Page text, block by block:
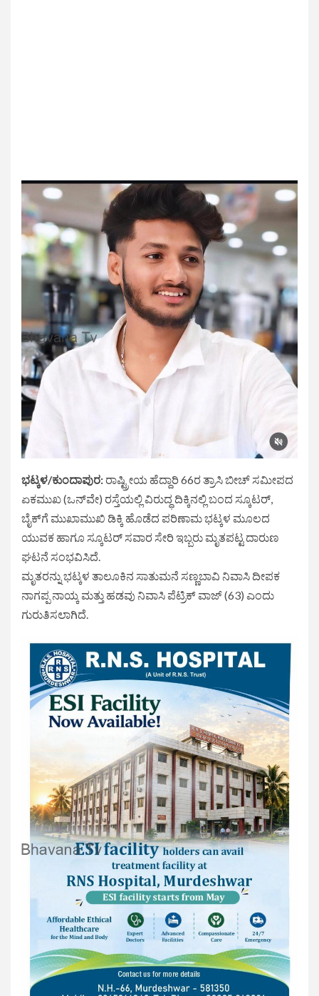
ಭಟ್ಕಳ/ಕುಂದಾಪುರ: ರಾಷ್ಟ್ರೀಯ ಹೆದ್ದಾರಿ 66ರ ತ್ರಾಸಿ ಬೀಚ್ ಸಮೀಪದ
ಏಕಮುಖ (ಒನ್‌ವೇ) ರಸ್ತೆಯಲ್ಲಿ ವಿರುದ್ಧ ದಿಕ್ಕಿನಲ್ಲಿ ಬಂದ ಸ್ಕೂಟರ್,
ಬೈಕ್‌ಗೆ ಮುಖಾಮುಖಿ ಡಿಕ್ಕಿ ಹೊಡೆದ ಪರಿಣಾಮ ಭಟ್ಕಳ ಮೂಲದ
ಯುವಕ ಹಾಗೂ ಸ್ಕೂಟರ್ ಸವಾರ ಸೇರಿ ಇಬ್ಬರು ಮೃತಪಟ್ಟ ದಾರುಣ
ಘಟನೆ ಸಂಭವಿಸಿದೆ.
ಮೃತರನ್ನು ಭಟ್ಕಳ ತಾಲೂಕಿನ ಸಾತುಮನೆ ಸಣ್ಣಬಾವಿ ನಿವಾಸಿ ದೀಪಕ
ನಾಗಪ್ಪ ನಾಯ್ಕ ಮತ್ತು ಹಡವು ನಿವಾಸಿ ಪೆಟ್ರಿಕ್ ವಾಜ್ (63) ಎಂದು
ಗುರುತಿಸಲಾಗಿದೆ.